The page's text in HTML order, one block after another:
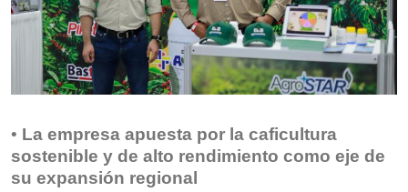
• La empresa apuesta por la caficultura
sostenible y de alto rendimiento como eje de
su expansión regional